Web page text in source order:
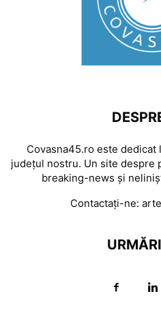
Covasna45.ro este
județul nostru. Un site despre
breaking-news și
Contactați-ne: